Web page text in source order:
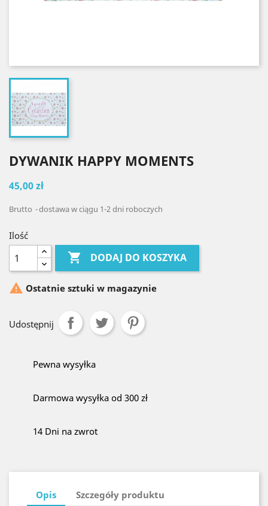
DYWANIK HAPPY MOMENTS
45,00 zł
Brutto dostawa w ciągu 1-2 dni roboczych
Ilość
 DODAJ DO KOSZYKA
 Ostatnie sztuki w magazynie
Udostępnij
Pewna wysyłka
Darmowa wysyłka od 300 zł
14 Dni na zwrot
Opis Szczegóły produktu